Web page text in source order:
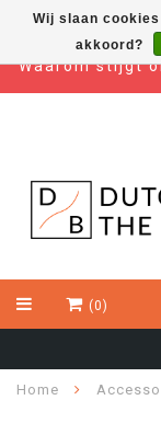
Waarom stijgt
(0)
Home
Wij slaan
akkoord?